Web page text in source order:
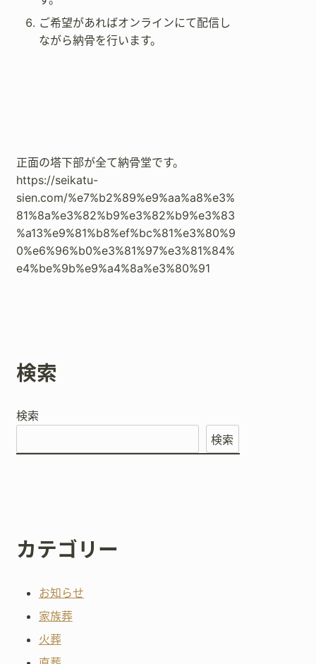
ご希望があればオンラインにて配信し
ながら納骨を行います。
正面の塔下部が全て納骨堂です。
https://seikatu-
sien.com/%e7%b2%89%e9%aa%a8%e3%
81%8a%e3%82%b9%e3%82%b9%e3%83
%a13%e9%81%b8%ef%bc%81%e3%80%9
0%e6%96%b0%e3%81%97%e3%81%84%
e4%be%9b%e9%a4%8a%e3%80%91
検索
検索
検索
カテゴリー
お知らせ
家族葬
火葬